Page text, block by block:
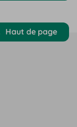
Haut de page